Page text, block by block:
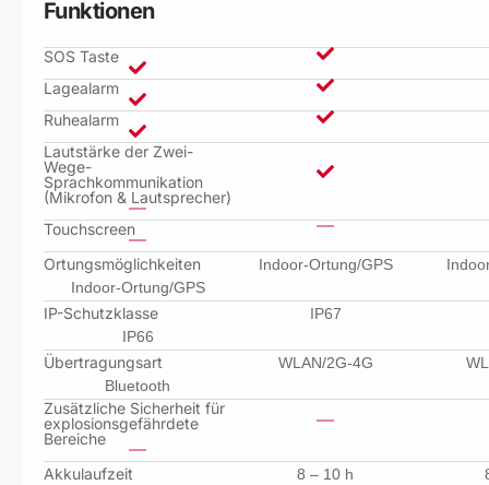
Funktionen
SOS Taste
Lagealarm
Ruhealarm
Lautstärke der Zwei-
Wege-
Sprachkommunikation
(Mikrofon & Lautsprecher)
Touchscreen
Ortungsmöglichkeiten
Indoor-Ortung/GPS
Indoor-Ortung/GPS
IP-Schutzklasse
IP67
IP66
Übertragungsart WLAN/2G-4G
Bluetooth
Zusätzliche Sicherheit für
explosionsgefährdete
Bereiche
Akkulaufzeit
8 – 10 h